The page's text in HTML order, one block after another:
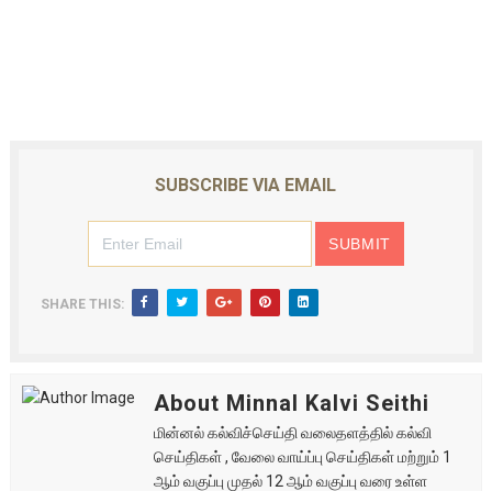
SUBSCRIBE VIA EMAIL
SHARE THIS:
About Minnal Kalvi Seithi
மின்னல் கல்விச்செய்தி வலைதளத்தில் கல்வி
செய்திகள் , வேலை வாய்ப்பு செய்திகள் மற்றும் 1
ஆம் வகுப்பு முதல் 12 ஆம் வகுப்பு வரை உள்ள